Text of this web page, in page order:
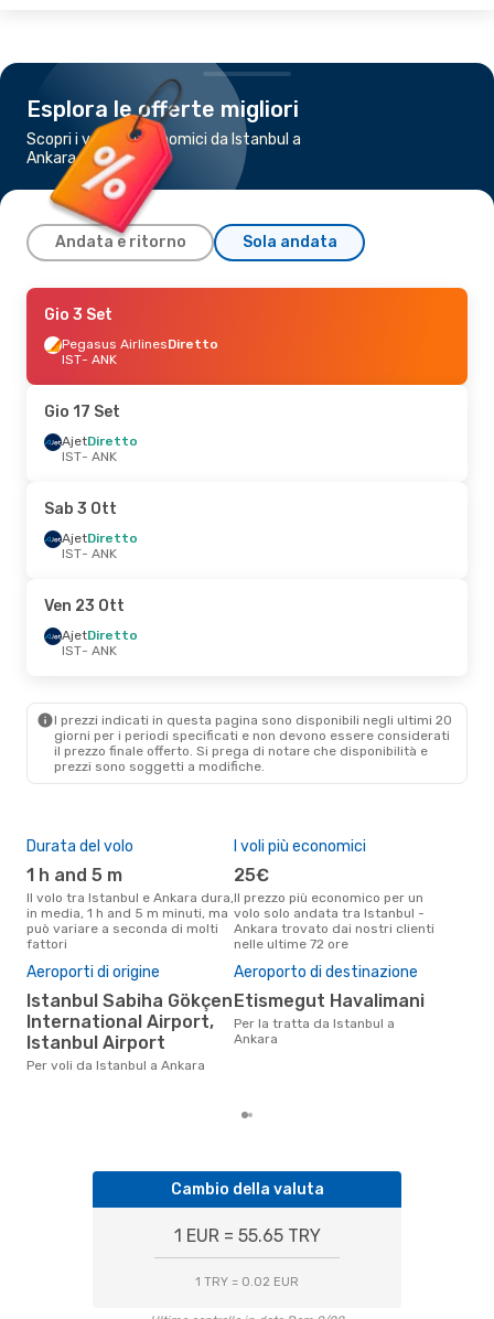
Esplora le offerte migliori
Scopri i voli più economici da Istanbul a
Ankara
Andata e ritorno Sola andata
Dom 20 Set
AjetDiretto
IST- ANK
ANK- IST
Mar 25 Ago- Ven 28 Ago
Pegasus Airlines
ANK - IST
AjetDiretto
IST- ANK
AjetDiretto
ANK
- IST
Mar 3 Nov- Gio 5 Nov
Pegasus AirlinesDiretto
IST - ANK
Pegasus AirlinesDiretto
ANK- IST
Gio 3 Set
Pegasus AirlinesDiretto
IST- ANK
Gio 17 Set
AjetDiretto
IST- ANK
Sab 3 Ott
AjetDiretto
IST- ANK
Ven 23 Ott
AjetDiretto
IST- ANK
I prezzi indicati in questa pagina sono disponibili negli ultimi 20
giorni per i periodi specificati e non devono essere considerati
il ​​prezzo finale offerto. Si prega di notare che disponibilità e
prezzi sono soggetti a modifiche.
Durata del volo
1 h and 5 m
Il volo tra Istanbul e Ankara dura,
in media, 1 h and 5 m minuti, ma
può variare a seconda di molti
fattori
I voli più economici
25€
Il prezzo più economico per un
volo solo andata tra Istanbul -
Ankara trovato dai nostri clienti
nelle ultime 72 ore
Aeroporti di origine
International Airport,
Istanbul Airport
Per voli da Istanbul a Ankara
Aeroporto di destinazione
Etismegut Havalimani
Per la tratta da Istanbul a
Ankara
Cambio della valuta
1 EUR = 55.65 TRY
1 TRY = 0.02 EUR